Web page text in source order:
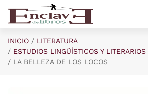
Saltar al contenido principal
INICIO
LITERATURA
ESTUDIOS LINGÜÍSTICOS Y LITERARIOS
LA BELLEZA DE LOS LOCOS